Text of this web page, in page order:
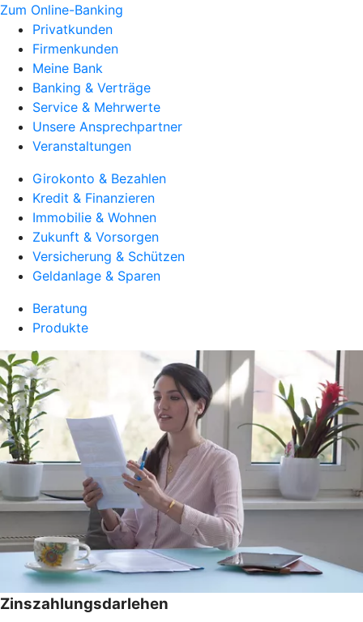
Zum Online-Banking
Privatkunden
Firmenkunden
Meine Bank
Banking & Verträge
Service & Mehrwerte
Unsere Ansprechpartner
Veranstaltungen
Girokonto & Bezahlen
Kredit & Finanzieren
Immobilie & Wohnen
Zukunft & Vorsorgen
Versicherung & Schützen
Geldanlage & Sparen
Beratung
Produkte
Zinszahlungsdarlehen